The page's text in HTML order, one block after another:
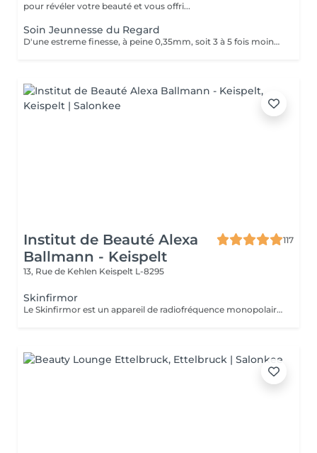
pour révéler votre beauté et vous offri...
Soin Jeunnesse du Regard
D'une estreme finesse, à peine 0,35mm, soit 3 à 5 fois moins quelle celle du visage et pauvre en élastine, en collagène et en cellules graisseuses, le contour des yeux est la zone la plus fragile et la plus vulhérable du visage. Constamment mobilisé avec près de 10000 clignement quitidients, il reflète les premieres signes du vieillissement avec son relachement cutané et l'apparition des rides. Un soin specifique contour les yeux c'est un soin qui hydrate le contour de l'oeil avec un effet anti-âge, anti-poches.
Institut de Beauté Alexa
Ballmann - Keispelt
117
13, Rue de Kehlen Keispelt L-8295
Skinfirmor
Le Skinfirmor est un appareil de radiofréquence monopolaire qui travail sur des rides locaux comme les yeux, la bouche et le frong